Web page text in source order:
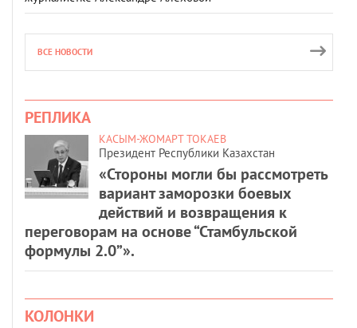
ВСЕ НОВОСТИ
РЕПЛИКА
КАСЫМ-ЖОМАРТ ТОКАЕВ
Президент Республики Казахстан
«Стороны могли бы рассмотреть
вариант заморозки боевых
действий и возвращения к
переговорам на основе “Стамбульской
формулы 2.0”».
КОЛОНКИ